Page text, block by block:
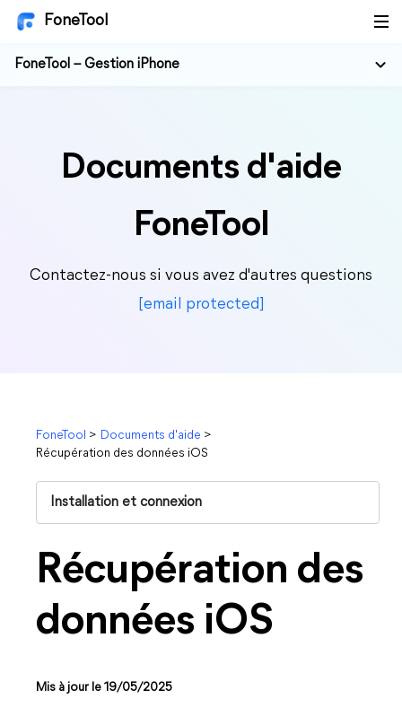
FoneTool
FoneTool – Gestion iPhone
Documents d'aide
FoneTool
Contactez-nous si vous avez d'autres questions
[email protected]
FoneTool > Documents d'aide >
Récupération des données iOS
Installation et connexion
Récupération des
données iOS
Mis à jour le 19/05/2025